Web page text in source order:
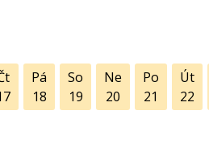
Pá
18
So
19
Ne
20
Po
21
Út
22